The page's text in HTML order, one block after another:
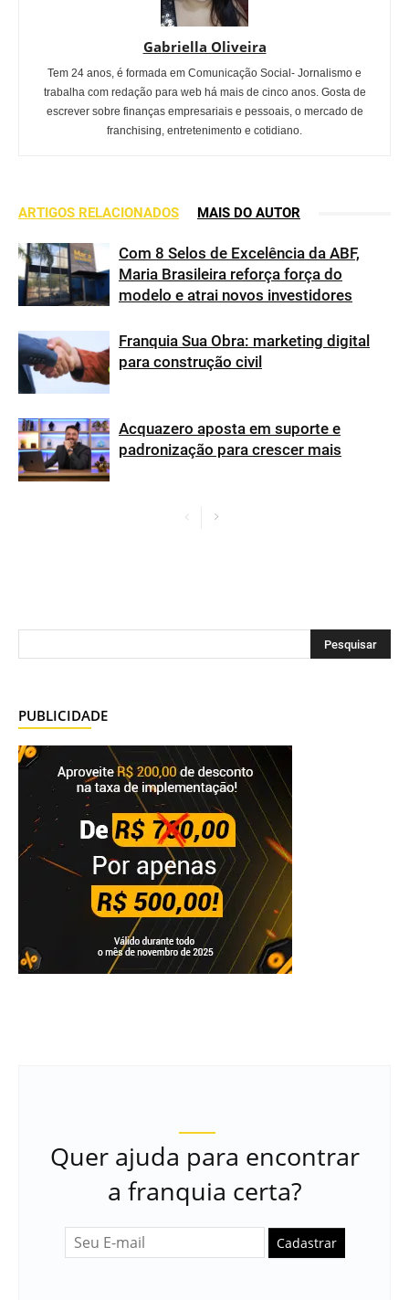
Gabriella Oliveira
Tem 24 anos, é formada em Comunicação Social- Jornalismo e
trabalha com redação para web há mais de cinco anos. Gosta de
escrever sobre finanças empresariais e pessoais, o mercado de
franchising, entretenimento e cotidiano.
ARTIGOS RELACIONADOS MAIS DO AUTOR
Com 8 Selos de Excelência da ABF,
Maria Brasileira reforça força do
modelo e atrai novos investidores
Franquia Sua Obra: marketing digital
para construção civil
Acquazero aposta em suporte e
padronização para crescer mais
PUBLICIDADE
Quer ajuda para encontrar
a franquia certa?
Cadastrar